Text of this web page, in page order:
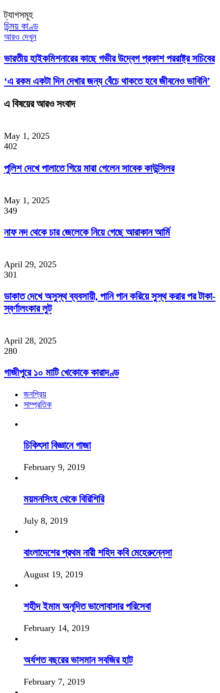
ট্যাগসমূহ
চিন্ময় কাণ্ড
আরও দেখুন
ভারতীয় হাইকমিশনারের কাছে গভীর উদ্বেগ প্রকাশ পররাষ্ট্র সচিবের
‘এ রকম একটা দিন দেখার জন্য বেঁচে থাকতে হবে জীবনেও ভাবিনি’
এ বিষয়ের আরও সংবাদ
May 1, 2025
402
পুলিশ দেখে পালাতে গিয়ে মারা গেলেন সাবেক কাউন্সিলর
May 1, 2025
349
নাফ নদ থেকে চার জেলেকে নিয়ে গেছে আরাকান আর্মি
April 29, 2025
301
ডাকাত দেখে অসুস্থ ব্যবসায়ী, পানি পান করিয়ে সুস্থ করার পর টাকা-
স্বর্ণালংকার লুট
April 28, 2025
280
গাজীপুরে ১০ মাটি খেকোকে কারাদণ্ড
জনপ্রিয়
সাম্প্রতিক
চিকিৎসা বিজ্ঞানে গাজা
February 9, 2019
ময়মনসিংহ থেকে বিরিশিরি
July 8, 2019
বাংলাদেশের প্রথম নারী শহিদ কবি মেহেরুন্নেসা
August 19, 2019
শহীদ ইমাম অনূদিত ভালোবাসার পরিসেবা
February 14, 2019
অর্ধশত বছরের ভাসমান সবজির হাট
February 7, 2019